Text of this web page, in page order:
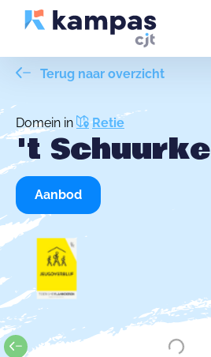
Terug naar overzicht
Domein in Retie
't Schuurke
Aanbod